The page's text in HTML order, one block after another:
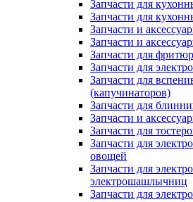
Запчасти для
Запчасти для
Запчасти и
Запчасти и
Запчасти для
Запчасти для
Запчасти для
(капучинаторов)
Запчасти для
Запчасти и
Запчасти для
Запчасти для
овощей
Запчасти для
электрошашлычниц
Запчасти для